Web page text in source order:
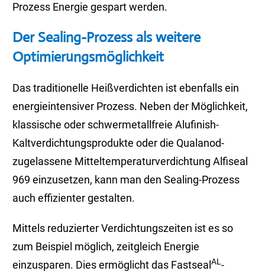
Prozess Energie gespart werden.
Der Sealing-Prozess als weitere
Optimierungsmöglichkeit
Das traditionelle Heißverdichten ist ebenfalls ein
energieintensiver Prozess. Neben der Möglichkeit,
klassische oder schwermetallfreie Alufinish-
Kaltverdichtungsprodukte oder die Qualanod-
zugelassene Mitteltemperaturverdichtung Alfiseal
969 einzusetzen, kann man den Sealing-Prozess
auch effizienter gestalten.
Mittels reduzierter Verdichtungszeiten ist es so
zum Beispiel möglich, zeitgleich Energie
einzusparen. Dies ermöglicht das Fastseal AL-